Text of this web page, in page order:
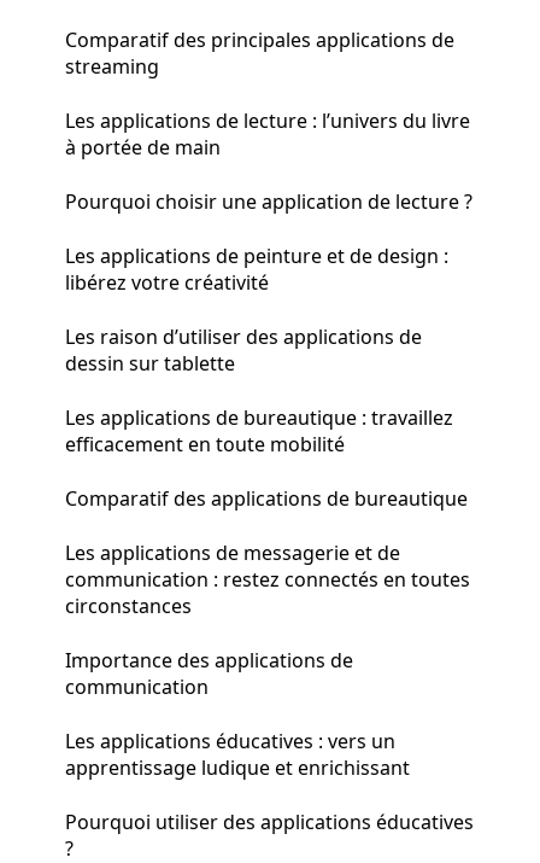
Comparatif des principales applications de
streaming
Les applications de lecture : l’univers du livre
à portée de main
Pourquoi choisir une application de lecture ?
Les applications de peinture et de design :
libérez votre créativité
Les raison d’utiliser des applications de
dessin sur tablette
Les applications de bureautique : travaillez
efficacement en toute mobilité
Comparatif des applications de bureautique
Les applications de messagerie et de
communication : restez connectés en toutes
circonstances
Importance des applications de
communication
Les applications éducatives : vers un
apprentissage ludique et enrichissant
Pourquoi utiliser des applications éducatives
?